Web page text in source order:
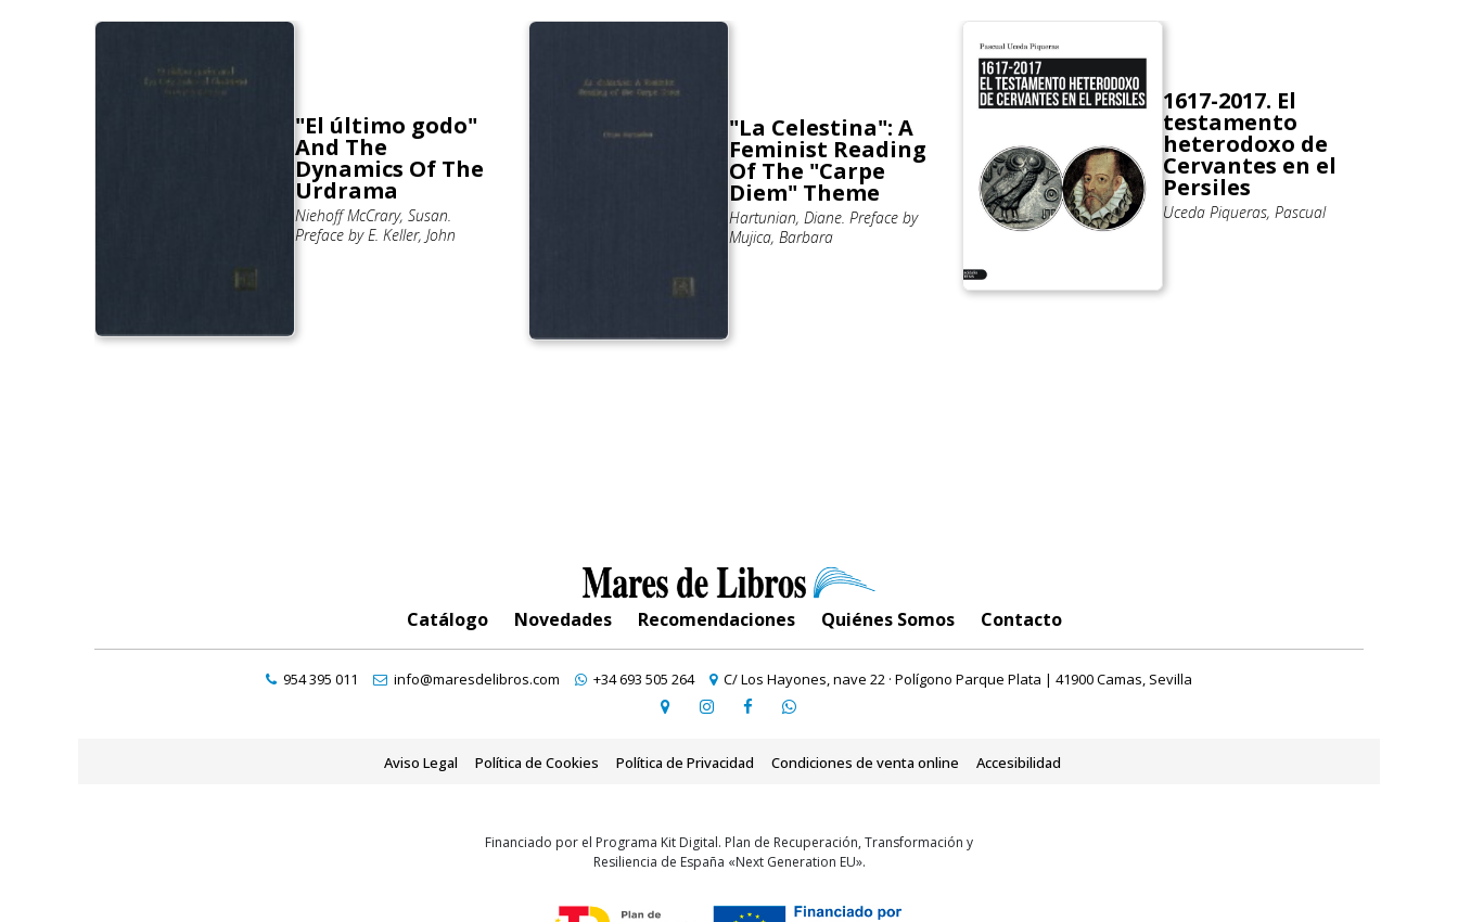
"El último godo"
And The
Dynamics Of The
Urdrama
Niehoff McCrary, Susan.
Preface by E. Keller, John
"La Celestina": A
Feminist Reading
Of The "Carpe
Diem" Theme
Hartunian, Diane. Preface by
Mujica, Barbara
1617-2017. El
testamento
heterodoxo de
Cervantes en el
Persiles
Uceda Piqueras, Pascual
Catálogo Novedades Recomendaciones Quiénes Somos Contacto
954 395 011 info@maresdelibros.com +34 693 505 264 C/ Los Hayones, nave 22 · Polígono Parque Plata | 41900 Camas, Sevilla
Aviso Legal Política de Cookies Política de Privacidad Condiciones de venta online Accesibilidad
Financiado por el Programa Kit Digital. Plan de Recuperación, Transformación y
Resiliencia de España «Next Generation EU».